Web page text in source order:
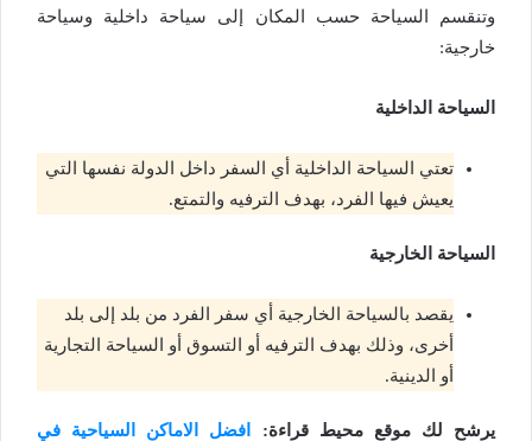
وتنقسم السياحة حسب المكان إلى سياحة داخلية وسياحة
خارجية:
السياحة الداخلية
تعتي السياحة الداخلية أي السفر داخل الدولة نفسها التي
يعيش فيها الفرد، بهدف الترفيه والتمتع.
السياحة الخارجية
يقصد بالسياحة الخارجية أي سفر الفرد من بلد إلى بلد
أخرى، وذلك بهدف الترفيه أو التسوق أو السياحة التجارية
أو الدينية.
يرشح لك موقع محيط قراءة:
افضل الاماكن السياحية في